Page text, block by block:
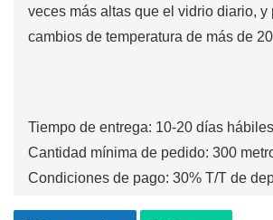
veces más altas que el vidrio diario, y
cambios de temperatura de más de
Tiempo de entrega: 10-20 días hábiles
Cantidad mínima de pedido: 300
Condiciones de pago: 30% T/T de